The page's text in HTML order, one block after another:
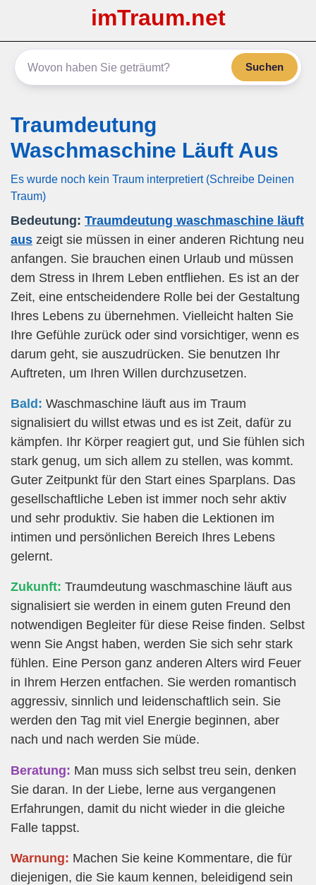
imTraum.net
Suchen
Traumdeutung
Waschmaschine Läuft Aus
Es wurde noch kein Traum interpretiert (Schreibe Deinen
Traum)
Bedeutung: Traumdeutung waschmaschine läuft
aus zeigt sie müssen in einer anderen Richtung neu
anfangen. Sie brauchen einen Urlaub und müssen
dem Stress in Ihrem Leben entfliehen. Es ist an der
Zeit, eine entscheidendere Rolle bei der Gestaltung
Ihres Lebens zu übernehmen. Vielleicht halten Sie
Ihre Gefühle zurück oder sind vorsichtiger, wenn es
darum geht, sie auszudrücken. Sie benutzen Ihr
Auftreten, um Ihren Willen durchzusetzen.
Bald: Waschmaschine läuft aus im Traum
signalisiert du willst etwas und es ist Zeit, dafür zu
kämpfen. Ihr Körper reagiert gut, und Sie fühlen sich
stark genug, um sich allem zu stellen, was kommt.
Guter Zeitpunkt für den Start eines Sparplans. Das
gesellschaftliche Leben ist immer noch sehr aktiv
und sehr produktiv. Sie haben die Lektionen im
intimen und persönlichen Bereich Ihres Lebens
gelernt.
Zukunft: Traumdeutung waschmaschine läuft aus
signalisiert sie werden in einem guten Freund den
notwendigen Begleiter für diese Reise finden. Selbst
wenn Sie Angst haben, werden Sie sich sehr stark
fühlen. Eine Person ganz anderen Alters wird Feuer
in Ihrem Herzen entfachen. Sie werden romantisch
aggressiv, sinnlich und leidenschaftlich sein. Sie
werden den Tag mit viel Energie beginnen, aber
nach und nach werden Sie müde.
Beratung: Man muss sich selbst treu sein, denken
Sie daran. In der Liebe, lerne aus vergangenen
Erfahrungen, damit du nicht wieder in die gleiche
Falle tappst.
Warnung: Machen Sie keine Kommentare, die für
diejenigen, die Sie kaum kennen, beleidigend sein